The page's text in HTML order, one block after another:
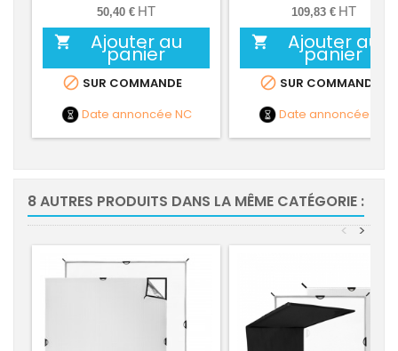
50,40 € HT
 Ajouter au
panier
 SUR COMMANDE
Date annoncée NC
109,83 € HT
 Ajouter au
panier
 SUR COMMANDE
Date annoncée
8 AUTRES PRODUITS DANS LA MÊME CATÉGORIE :
>
<